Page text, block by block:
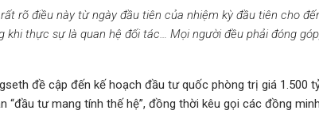
rõ điều này từ ngày đầu tiên của nhiệm kỳ đầu tiên cho
khi thực sự là quan hệ đối tác… Mọi người đều phải đóng
đề cập đến kế hoạch đầu tư quốc phòng trị giá 1.500
“đầu tư mang tính thế hệ”, đồng thời kêu gọi các đồng